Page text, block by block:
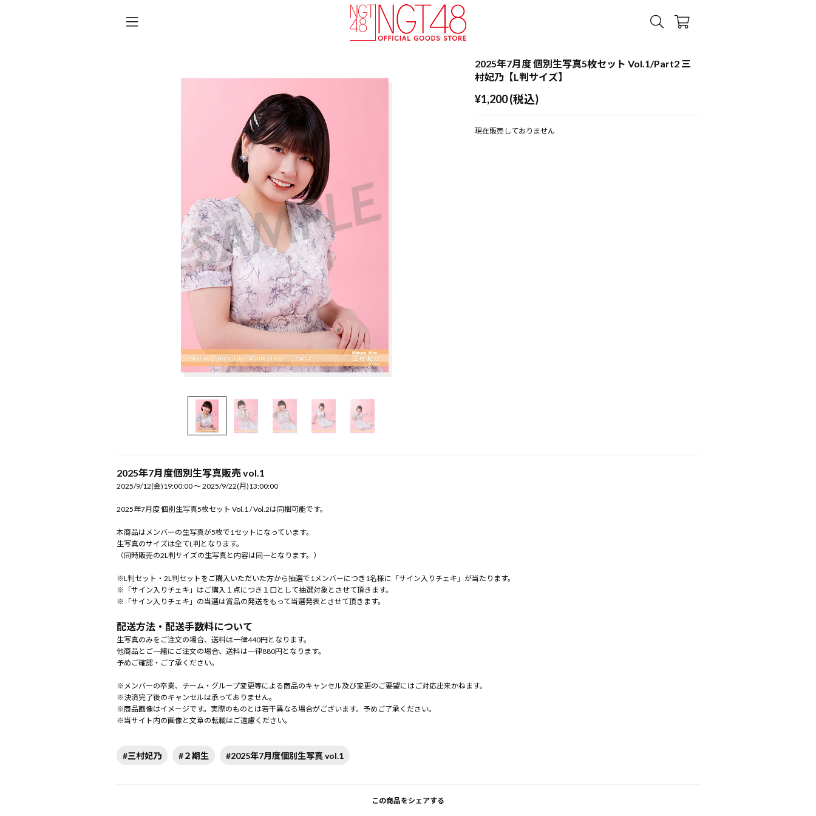
2025年7月度 個別生写真5枚セット Vol.1/Part2 三
村妃乃【L判サイズ】
¥1,200 (税込)
現在販売しておりません
2025年7月度個別生写真販売 vol.1
2025/9/12(金)19:00:00 〜 2025/9/22(月)13:00:00
2025年7月度 個別生写真5枚セット Vol.1 / Vol.2は同梱可能です。
本商品はメンバーの生写真が5枚で1セットになっています。
生写真のサイズは全てL判となります。
（同時販売の2L判サイズの生写真と内容は同一となります。）
※L判セット・2L判セットをご購入いただいた方から抽選で1メンバーにつき1名様に「サイン入りチェキ」が当たります。
※「サイン入りチェキ」はご購入１点につき１口として抽選対象とさせて頂きます。
※「サイン入りチェキ」の当選は賞品の発送をもって当選発表とさせて頂きます。
配送方法・配送手数料について
生写真のみをご注文の場合、送料は一律440円となります。
他商品とご一緒にご注文の場合、送料は一律880円となります。
予めご確認・ご了承ください。
※メンバーの卒業、チーム・グループ変更等による商品のキャンセル及び変更のご要望にはご対応出来かねます。
※決済完了後のキャンセルは承っておりません。
※商品画像はイメージです。実際のものとは若干異なる場合がございます。予めご了承ください。
※当サイト内の画像と文章の転載はご遠慮ください。
#三村妃乃 #２期生 #2025年7月度個別生写真 vol.1
この商品をシェアする